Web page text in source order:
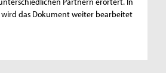
das Dokument weiter bearbeitet